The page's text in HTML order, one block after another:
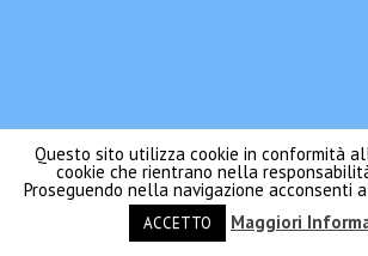
Questo sito utilizza cookie in conformità
cookie che rientrano nella
Proseguendo nella navigazione acconsenti
ACCETTO Maggiori